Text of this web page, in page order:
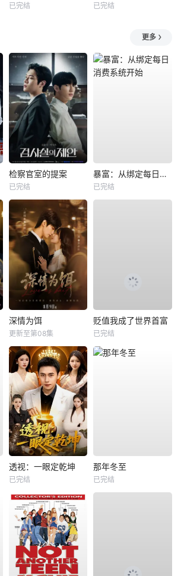
已完结 已完结
更多
检察官室的提案
已完结
暴富：从绑定每日消费系统开始
已完结
深情为饵
更新至第08集
贬值我成了世界首富
已完结
透视：一眼定乾坤
已完结
那年冬至
已完结